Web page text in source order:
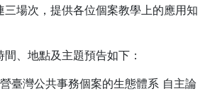
三場次，提供各位個案教學上的應用知
、地點及主題預告如下：
臺灣公共事務個案的生態體系 自主論